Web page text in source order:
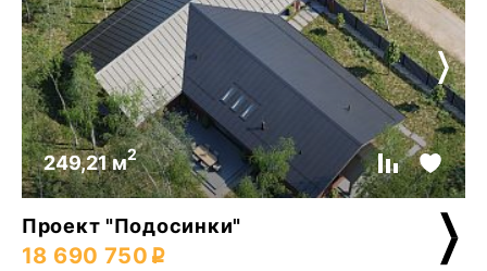
249,21 м2
Проект "Подосинки"
18 690 750